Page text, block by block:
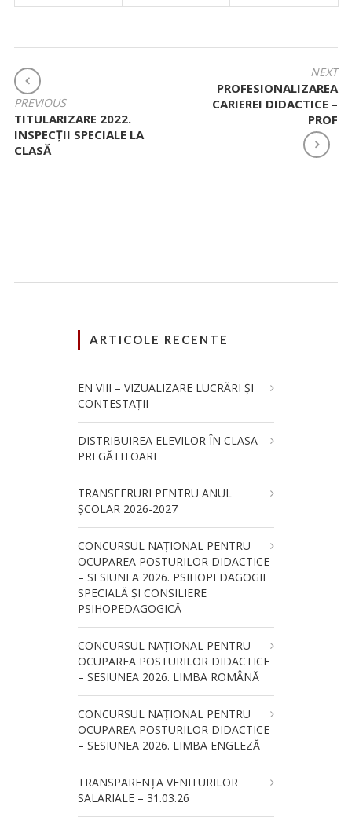
NAVIGARE
ÎN
ARTICOLE
PREVIOUS
TITULARIZARE 2022.
INSPECȚII SPECIALE LA
CLASĂ
NEXT
PROFESIONALIZAREA
CARIEREI DIDACTICE –
PROF
ARTICOLE RECENTE
EN VIII – VIZUALIZARE LUCRĂRI ȘI
CONTESTAȚII
DISTRIBUIREA ELEVILOR ÎN CLASA
PREGĂTITOARE
TRANSFERURI PENTRU ANUL
ȘCOLAR 2026-2027
CONCURSUL NAŢIONAL PENTRU
OCUPAREA POSTURILOR DIDACTICE
– SESIUNEA 2026. PSIHOPEDAGOGIE
SPECIALĂ ȘI CONSILIERE
PSIHOPEDAGOGICĂ
CONCURSUL NAŢIONAL PENTRU
OCUPAREA POSTURILOR DIDACTICE
– SESIUNEA 2026. LIMBA ROMÂNĂ
CONCURSUL NAŢIONAL PENTRU
OCUPAREA POSTURILOR DIDACTICE
– SESIUNEA 2026. LIMBA ENGLEZĂ
TRANSPARENȚA VENITURILOR
SALARIALE – 31.03.26